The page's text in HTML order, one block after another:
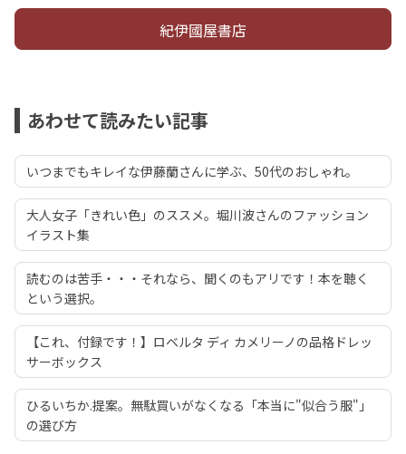
紀伊國屋書店
あわせて読みたい記事
いつまでもキレイな伊藤蘭さんに学ぶ、50代のおしゃれ。
大人女子「きれい色」のススメ。堀川波さんのファッション
イラスト集
読むのは苦手・・・それなら、聞くのもアリです！本を聴く
という選択。
【これ、付録です！】ロベルタ ディ カメリーノの品格ドレッ
サーボックス
ひるいちか.提案。無駄買いがなくなる「本当に"似合う服"」
の選び方